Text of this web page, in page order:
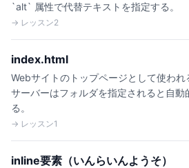
`alt` 属性で代替テキストを指定する。
→ レッスン2
index.html
Webサイトのトップページとして使われ
サーバーはフォルダを指定されると自
る。
→ レッスン1
inline要素（いんらいんようそ）